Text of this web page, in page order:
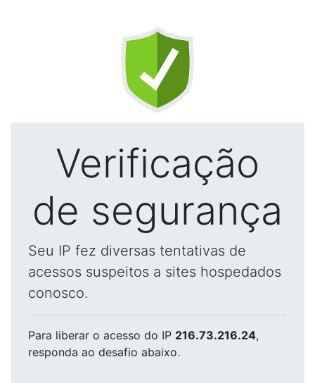
Verificação
de segurança
Seu IP fez diversas tentativas de
acessos suspeitos a sites hospedados
conosco.
Para liberar o acesso do IP 216.73.216.24,
responda ao desafio abaixo.